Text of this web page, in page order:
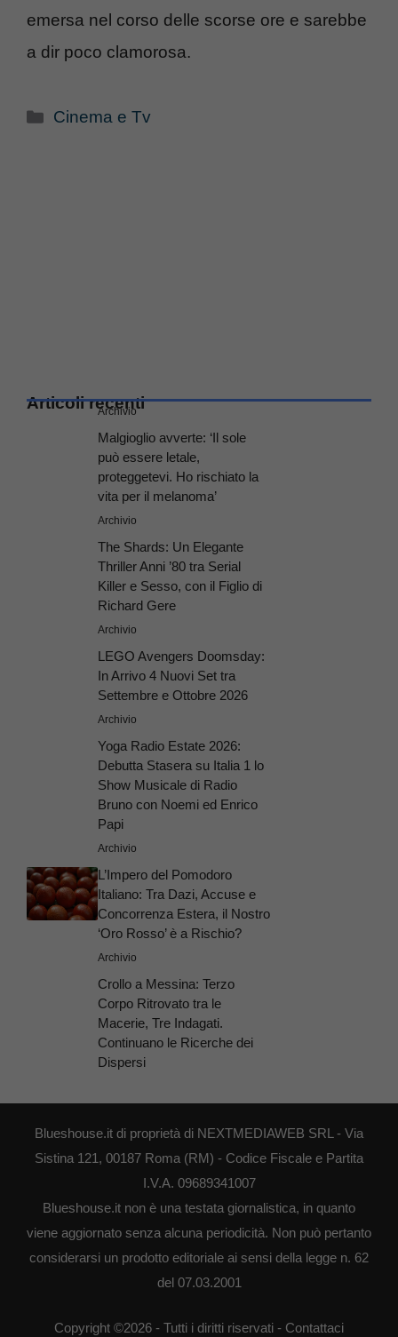
emersa nel corso delle scorse ore e sarebbe
a dir poco clamorosa.
Categorie
Cinema e Tv
Articoli recenti
Archivio
Malgioglio avverte: ‘Il sole
può essere letale,
proteggetevi. Ho rischiato la
vita per il melanoma’
Archivio
The Shards: Un Elegante
Thriller Anni ’80 tra Serial
Killer e Sesso, con il Figlio di
Richard Gere
Archivio
LEGO Avengers Doomsday:
In Arrivo 4 Nuovi Set tra
Settembre e Ottobre 2026
Archivio
Yoga Radio Estate 2026:
Debutta Stasera su Italia 1 lo
Show Musicale di Radio
Bruno con Noemi ed Enrico
Papi
Archivio
L’Impero del Pomodoro
Italiano: Tra Dazi, Accuse e
Concorrenza Estera, il Nostro
‘Oro Rosso’ è a Rischio?
Archivio
Crollo a Messina: Terzo
Corpo Ritrovato tra le
Macerie, Tre Indagati.
Continuano le Ricerche dei
Dispersi
Blueshouse.it di proprietà di NEXTMEDIAWEB SRL - Via
Sistina 121, 00187 Roma (RM) - Codice Fiscale e Partita
I.V.A. 09689341007
Blueshouse.it non è una testata giornalistica, in quanto
viene aggiornato senza alcuna periodicità. Non può pertanto
considerarsi un prodotto editoriale ai sensi della legge n. 62
del 07.03.2001
Copyright ©2026 - Tutti i diritti riservati - Contattaci